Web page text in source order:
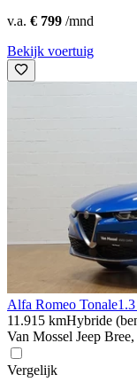
v.a. € 799 /mnd
Bekijk voertuig
Alfa Romeo Tonale
11.915 kmHybride
Van Mossel Jeep
Vergelijk